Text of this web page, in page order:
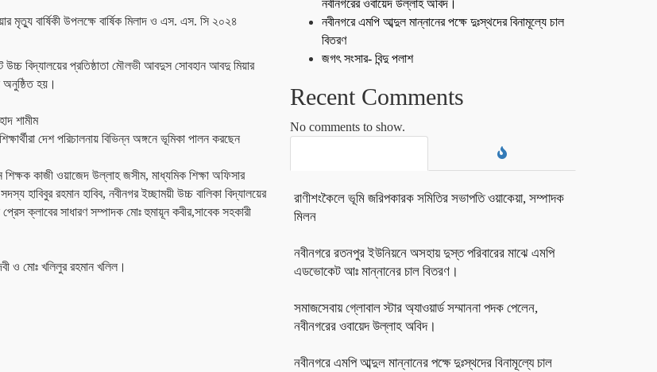
মৃত্যু বার্ষিকী উপলক্ষে বার্ষিক মিলাদ ও এস. এস. সি ২০২৪
বিদ্যালয়ের প্রতিষ্ঠাতা মৌলভী আবদুস সোবহান আবদু মিয়ার
অনুষ্ঠিত হয়।
শামীম
দেশ পরিচালনায় বিভিন্ন অঙ্গনে ভূমিকা পালন করছেন
শিক্ষক কাজী ওয়াজেদ উল্লাহ জসীম, মাধ্যমিক শিক্ষা অফিসার
হাবিবুর রহমান হাবিব, নবীনগর ইচ্ছাময়ী উচ্চ বালিকা বিদ্যালয়ের
ক্লাবের সাধারণ সম্পাদক মোঃ হুমায়ূন কবীর,সাবেক সহকারী
ও মোঃ খলিলুর রহমান খলিল।
নবীনগরের ওবায়েদ উল্লাহ অবিদ।
নবীনগরে এমপি আব্দুল মান্নানের পক্ষে দুঃস্থদের বিনামূল্যে চাল
বিতরণ
জগৎ সংসার- বিন্দু পলাশ
Recent Comments
No comments to show.
রাণীশংকৈলে ভূমি জরিপকারক সমিতির সভাপতি ওয়াকেয়া, সম্পাদক
মিলন
নবীনগরে রতনপুর ইউনিয়নে অসহায় দুস্ত পরিবারের মাঝে এমপি
এডভোকেট আঃ মান্নানের চাল বিতরণ।
সমাজসেবায় গ্লোবাল স্টার অ্যাওয়ার্ড সম্মাননা পদক পেলেন,
নবীনগরের ওবায়েদ উল্লাহ অবিদ।
নবীনগরে এমপি আব্দুল মান্নানের পক্ষে দুঃস্থদের বিনামূল্যে চাল